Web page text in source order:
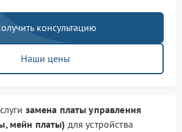
консультацию
Наши цены
замена платы управления
мейн платы) для устройства